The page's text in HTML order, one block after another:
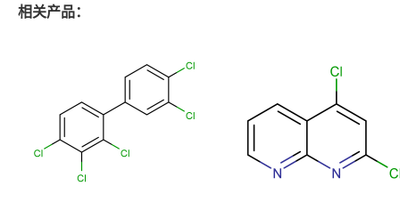
相关产品：